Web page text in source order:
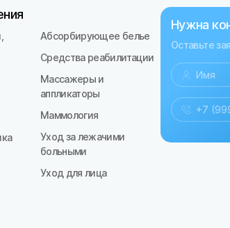
Абсорбирующее белье
Средства реабилитации
Массажеры и
аппликаторы
Маммология
Уход за лежачими
больными
Уход для лица
Нужна
Оставьте